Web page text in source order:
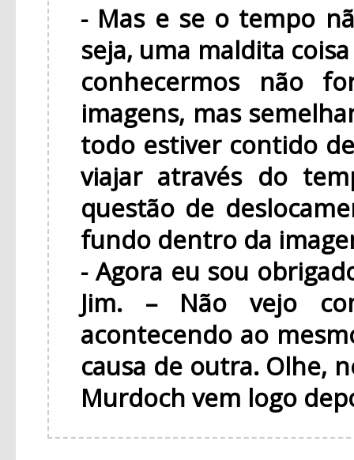
- Mas e se o tempo
seja, uma maldita
conhecermos não
imagens, mas
todo estiver contido
viajar através do
questão de
fundo dentro da
- Agora eu sou
Jim. – Não vejo
acontecendo ao
causa de outra. Olhe,
Murdoch vem logo